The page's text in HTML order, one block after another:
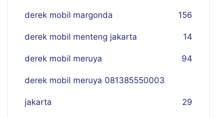
derek mobil margonda 156
derek mobil menteng jakarta 14
derek mobil meruya 94
derek mobil meruya 081385550003
jakarta 29